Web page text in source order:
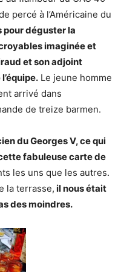
percé à l’Américaine du
pour déguster la
imaginée et
et son adjoint
Le jeune homme
arrivé dans
de treize barmen.
du Georges V, ce qui
fabuleuse carte de
les uns que les autres.
la terrasse, il nous était
des moindres.